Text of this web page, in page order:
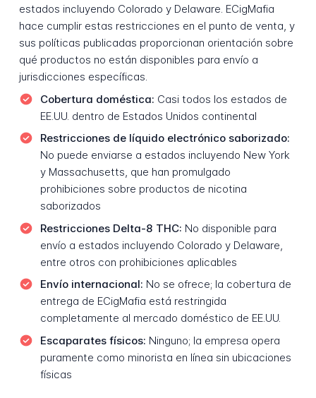
estados incluyendo Colorado y Delaware. ECigMafia
hace cumplir estas restricciones en el punto de venta, y
sus políticas publicadas proporcionan orientación sobre
qué productos no están disponibles para envío a
jurisdicciones específicas.
Cobertura doméstica: Casi todos los estados de
EE.UU. dentro de Estados Unidos continental
Restricciones de líquido electrónico saborizado:
No puede enviarse a estados incluyendo New York
y Massachusetts, que han promulgado
prohibiciones sobre productos de nicotina
saborizados
Restricciones Delta-8 THC: No disponible para
envío a estados incluyendo Colorado y Delaware,
entre otros con prohibiciones aplicables
Envío internacional: No se ofrece; la cobertura de
entrega de ECigMafia está restringida
completamente al mercado doméstico de EE.UU.
Escaparates físicos: Ninguno; la empresa opera
puramente como minorista en línea sin ubicaciones
físicas